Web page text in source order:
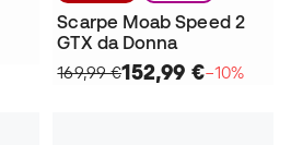
Scarpe Moab Speed 2
GTX da Donna
169,99 €152,99 €−10%